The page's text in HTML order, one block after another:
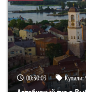
00:30:02 Купили: